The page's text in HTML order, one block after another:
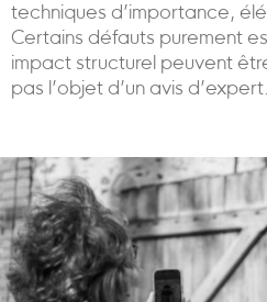
techniques d’importance,
Certains défauts purement
impact structurel peuvent
pas l’objet d’un avis d’expert.